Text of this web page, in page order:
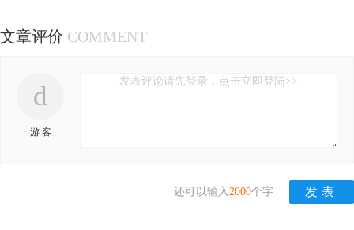
文章评价 COMMENT
d
游 客
发表评论请先登录，点击立即登陆>>
还可以输入 2000个字